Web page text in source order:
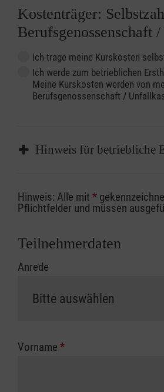
Kostenträger:
Berufsgenossenschaft
Ich trage meine Kurskosten
Ich werde zum betrieblichen
Meine Kurskosten werden von
Berufsgenossenschaft /
Hinweis für betriebliche
Sofern Sie ein
Ihrer Berufsgenossenschaft /
Abrechnungsunterlagen
erfolgt eine Abrechnung der
Die notwendigen
zuständigen
Hinweis: Alle mit *
Pflichtfelder und müssen
Teilnehmerdaten
Anrede
Vorname *